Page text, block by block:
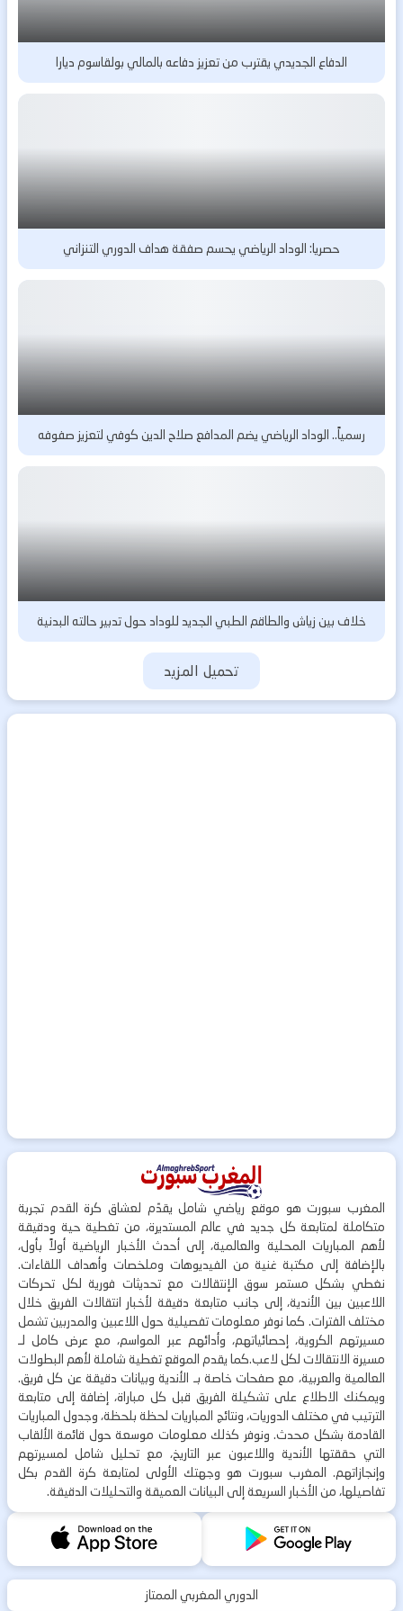
الدفاع الجديدي يقترب من تعزيز دفاعه بالمالي بولقاسوم ديارا
حصريا: الوداد الرياضي يحسم صفقة هداف الدوري التنزاني
رسمياً.. الوداد الرياضي يضم المدافع صلاح الدين كوفي لتعزيز صفوفه
خلاف بين زياش والطاقم الطبي الجديد للوداد حول تدبير حالته البدنية
تحميل المزيد
المغرب سبورت هو موقع رياضي شامل يقدّم لعشاق كرة القدم تجربة
متكاملة لمتابعة كل جديد في عالم المستديرة، من تغطية حية ودقيقة
لأهم المباريات المحلية والعالمية، إلى أحدث الأخبار الرياضية أولاً بأول،
بالإضافة إلى مكتبة غنية من الفيديوهات وملخصات وأهداف اللقاءات.
نغطي بشكل مستمر سوق الإنتقالات مع تحديثات فورية لكل تحركات
اللاعبين بين الأندية، إلى جانب متابعة دقيقة لأخبار انتقالات الفريق خلال
مختلف الفترات. كما نوفر معلومات تفصيلية حول اللاعبين والمدربين تشمل
مسيرتهم الكروية، إحصائياتهم، وأدائهم عبر المواسم، مع عرض كامل لـ
مسيرة الانتقالات لكل لاعب.كما يقدم الموقع تغطية شاملة لأهم البطولات
العالمية والعربية، مع صفحات خاصة بـ الأندية وبيانات دقيقة عن كل فريق.
ويمكنك الاطلاع على تشكيلة الفريق قبل كل مباراة، إضافة إلى متابعة
الترتيب في مختلف الدوريات، ونتائج المباريات لحظة بلحظة، وجدول المباريات
القادمة بشكل محدث. ونوفر كذلك معلومات موسعة حول قائمة الألقاب
التي حققتها الأندية واللاعبون عبر التاريخ، مع تحليل شامل لمسيرتهم
وإنجازاتهم. المغرب سبورت هو وجهتك الأولى لمتابعة كرة القدم بكل
تفاصيلها، من الأخبار السريعة إلى البيانات العميقة والتحليلات الدقيقة.
الدوري المغربي الممتاز